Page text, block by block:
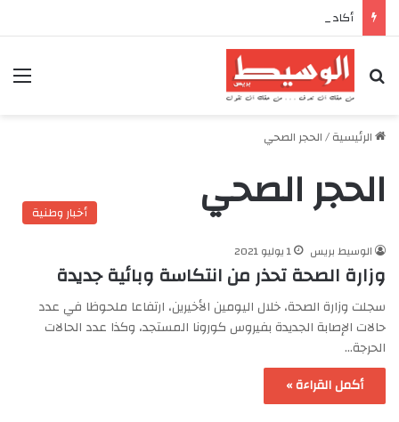
بحث عن
الرئيسية/الحجر الصحي
الحجر الصحي أخبار وطنية
الوسيط بريس 1 يوليو 2021
وزارة الصحة تحذر من انتكاسة وبائية جديدة
سجلت وزارة الصحة، خلال اليومين الأخيرين، ارتفاعا ملحوظا في عدد
حالات الإصابة الجديدة بفيروس كورونا المستجد، وكذا عدد الحالات
الحرجة…
أكمل القراءة »